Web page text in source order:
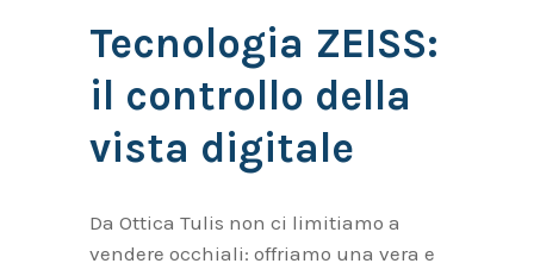
Tecnologia ZEISS:
il controllo della
vista digitale
Da Ottica Tulis non ci limitiamo a
vendere occhiali: offriamo una vera e